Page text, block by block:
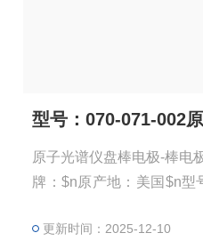
原子光谱仪盘棒电极-棒电
牌：$n原产地：美国$n型
50 电极棒-棒电极一盒50根
更新时间：2025-12-10